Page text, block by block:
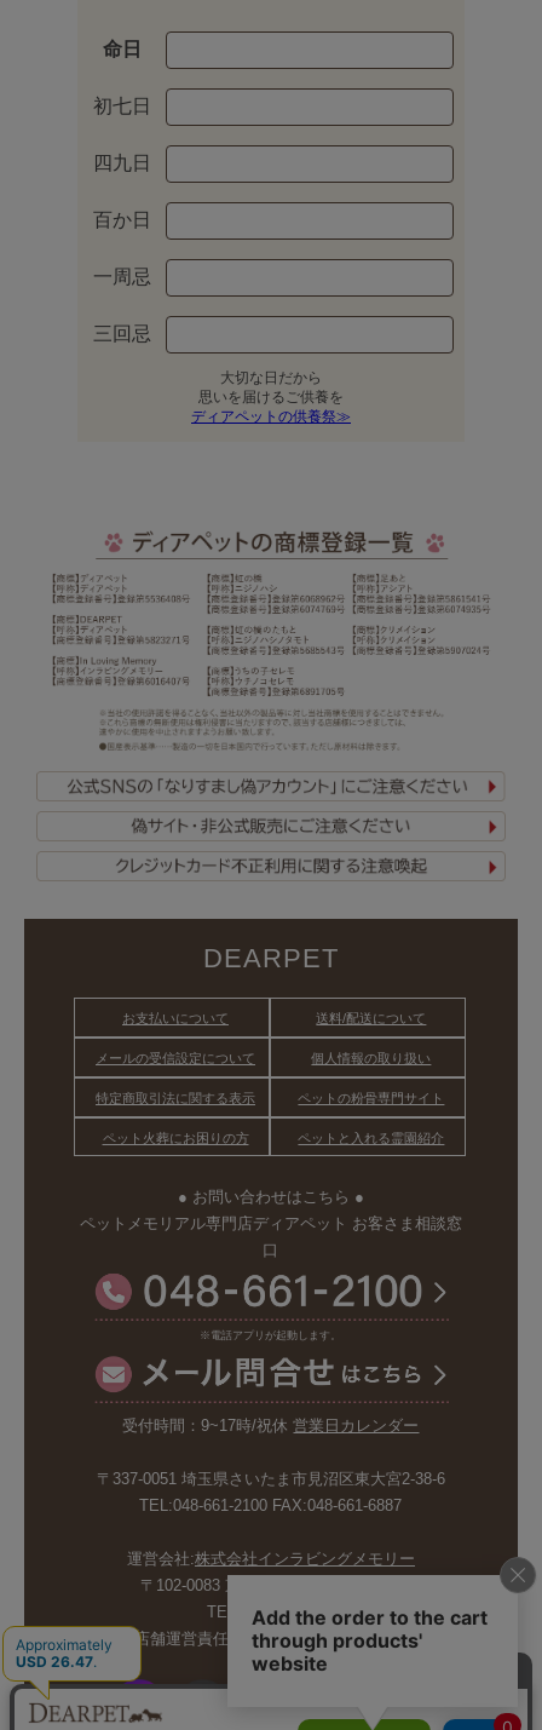
DEARPET
お支払いについて 送料/配送について
メールの受信設定について 個人情報の取り扱い
特定商取引法に関する表示 ペットの粉骨専門サイト
ペット火葬にお困りの方 ペットと入れる霊園紹介
● お問い合わせはこちら ●
ペットメモリアル専門店ディアペット お客さま相談窓
口
※電話アプリが起動します。
受付時間：9~17時/祝休営業日カレンダー
〒337-0051 埼玉県さいたま市見沼区東大宮2-38-6
TEL:048-661-2100 FAX:048-661-6887
運営会社:株式会社インラビングメモリー
〒102-0083 東京都千代田区麹町5-6-4
TEL:03-6265-4986
店舗運営責任者:斉藤久美子 内山剛巳